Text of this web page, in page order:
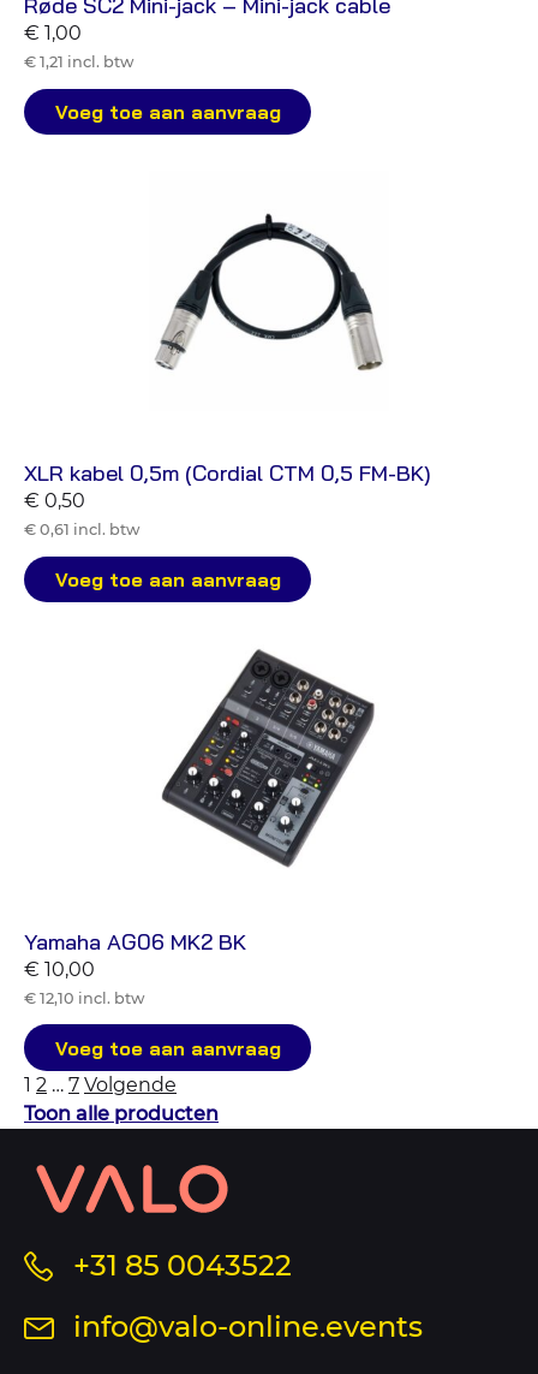
€ 1,00
€ 1,21 incl. btw
Voeg toe aan aanvraag
XLR kabel 0,5m (Cordial CTM 0,5 FM-BK)
€ 0,50
€ 0,61 incl. btw
Voeg toe aan aanvraag
Yamaha AG06 MK2 BK
€ 10,00
€ 12,10 incl. btw
Voeg toe aan aanvraag
Berichten
paginering
1 2 … 7 Volgende
Toon alle producten
Contact
informatie
sitemap+31 85 0043522
op
Stuurinfo@valo-online.events